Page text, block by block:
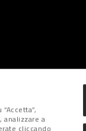
a
cliccando